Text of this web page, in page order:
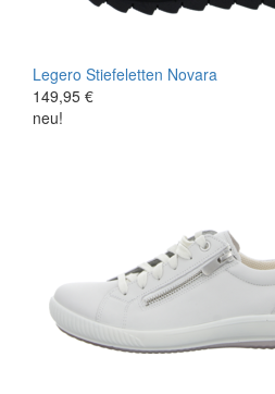
Legero Stiefeletten Novara
149,95 €
neu!